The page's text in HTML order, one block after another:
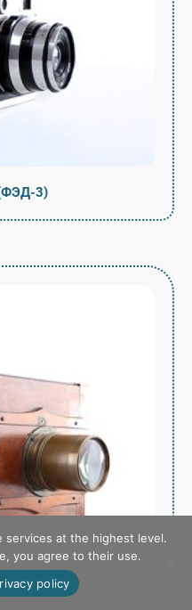
3)
services at the highest level.
you agree to their use.
policy